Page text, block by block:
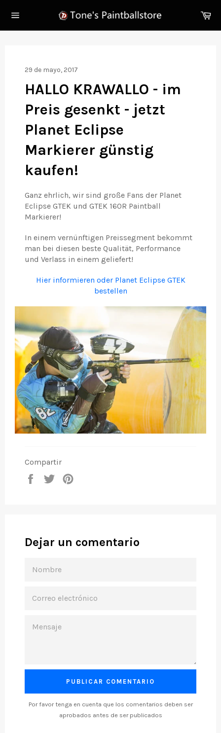
directamente
29 de mayo, 2017
HALLO KRAWALLO - im
Preis gesenkt - jetzt
Planet Eclipse
Markierer günstig
kaufen!
Ganz ehrlich, wir sind große Fans der Planet
Eclipse GTEK und GTEK 160R Paintball
Markierer!
In einem vernünftigen Preissegment bekommt
man bei diesen beste Qualität, Performance
und Verlass in einem geliefert!
Hier informieren oder Planet Eclipse GTEK
bestellen
Compartir
Compartir
Tuitear
Dejar un comentario
ELECTRÓNICO
Por favor tenga en cuenta que los comentarios deben ser
aprobados antes de ser publicados